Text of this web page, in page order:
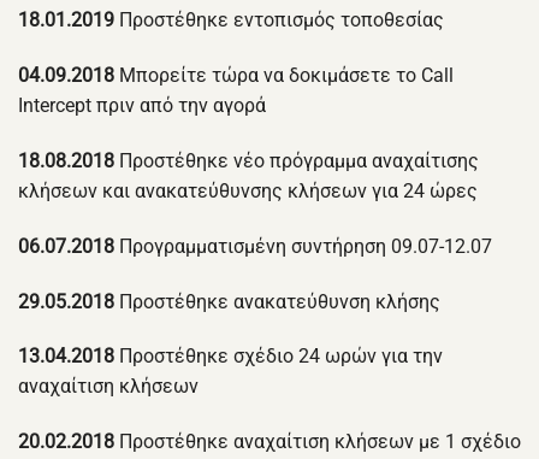
18.01.2019 Προστέθηκε εντοπισμός τοποθεσίας
04.09.2018 Μπορείτε τώρα να δοκιμάσετε το Call
Intercept πριν από την αγορά
18.08.2018 Προστέθηκε νέο πρόγραμμα αναχαίτισης
κλήσεων και ανακατεύθυνσης κλήσεων για 24 ώρες
06.07.2018 Προγραμματισμένη συντήρηση 09.07-12.07
29.05.2018 Προστέθηκε ανακατεύθυνση κλήσης
13.04.2018 Προστέθηκε σχέδιο 24 ωρών για την
αναχαίτιση κλήσεων
20.02.2018 Προστέθηκε αναχαίτιση κλήσεων με 1 σχέδιο